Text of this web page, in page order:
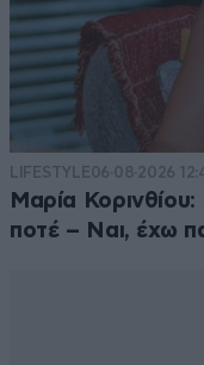
LIFESTYLE06·08·2026
Μαρία Κορινθίου:
ποτέ – Ναι, έχω